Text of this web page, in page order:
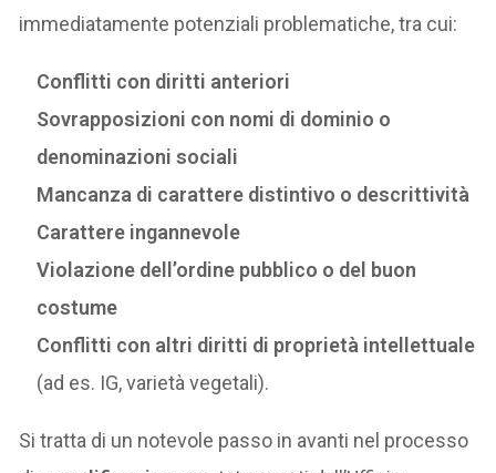
immediatamente potenziali problematiche, tra cui:
Conflitti con diritti anteriori
Sovrapposizioni con nomi di dominio o
denominazioni sociali
Mancanza di carattere distintivo o descrittività
Carattere ingannevole
Violazione dell’ordine pubblico o del buon
costume
Conflitti con altri diritti di proprietà intellettuale
(ad es. IG, varietà vegetali).
Si tratta di un notevole passo in avanti nel processo